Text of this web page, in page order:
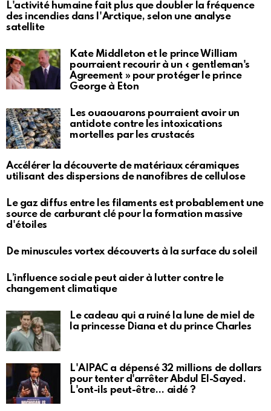
L'activité humaine fait plus que doubler la fréquence
des incendies dans l'Arctique, selon une analyse
satellite
Kate Middleton et le prince William
pourraient recourir à un « gentleman's
Agreement » pour protéger le prince
George à Eton
Les ouaouarons pourraient avoir un
antidote contre les intoxications
mortelles par les crustacés
Accélérer la découverte de matériaux céramiques
utilisant des dispersions de nanofibres de cellulose
Le gaz diffus entre les filaments est probablement une
source de carburant clé pour la formation massive
d'étoiles
De minuscules vortex découverts à la surface du soleil
L’influence sociale peut aider à lutter contre le
changement climatique
Le cadeau qui a ruiné la lune de miel de
la princesse Diana et du prince Charles
L'AIPAC a dépensé 32 millions de dollars
pour tenter d'arrêter Abdul El-Sayed.
L'ont-ils peut-être… aidé ?